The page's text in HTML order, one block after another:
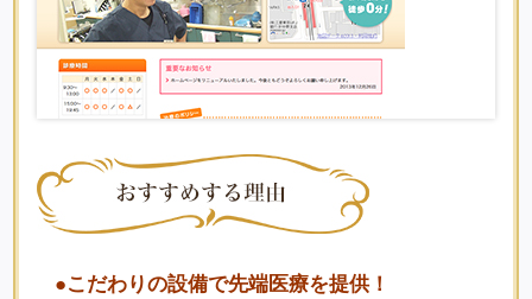
●こだわりの設備で先端医療を提供！